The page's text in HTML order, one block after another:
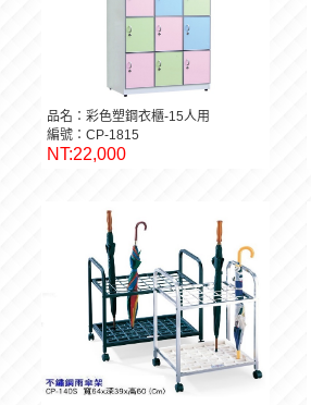
品名：彩色塑鋼衣櫃-15人用
編號：CP-1815
NT:22,000